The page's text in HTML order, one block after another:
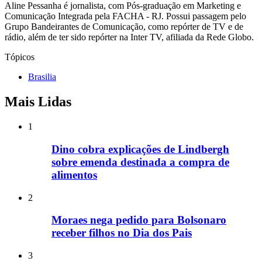
Aline Pessanha é jornalista, com Pós-graduação em Marketing e
Comunicação Integrada pela FACHA - RJ. Possui passagem pelo
Grupo Bandeirantes de Comunicação, como repórter de TV e de
rádio, além de ter sido repórter na Inter TV, afiliada da Rede Globo.
Tópicos
Brasilia
Mais Lidas
1
Dino cobra explicações de Lindbergh
sobre emenda destinada a compra de
alimentos
2
Moraes nega pedido para Bolsonaro
receber filhos no Dia dos Pais
3